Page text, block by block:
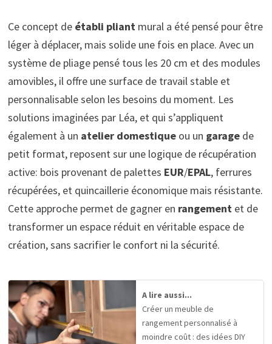
Ce concept de établi pliantmural a été pensé pour être
léger à déplacer, mais solide une fois en place. Avec un
système de pliage pensé tous les 20 cm et des modules
amovibles, il offre une surface de travail stable et
personnalisable selon les besoins du moment. Les
solutions imaginées par Léa, et qui s’appliquent
également à un atelier domestiqueou un garagede
petit format, reposent sur une logique de récupération
active: bois provenant de palettes EUR/EPAL, ferrures
récupérées, et quincaillerie économique mais résistante.
Cette approche permet de gagner en rangementet de
transformer un espace réduit en véritable espace de
création, sans sacrifier le confort ni la sécurité.
A lire aussi...
Créer un meuble de
rangement personnalisé à
moindre coût : des idées DIY